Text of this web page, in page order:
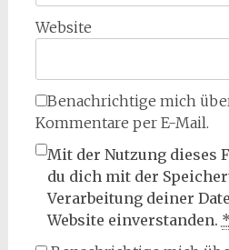
Website
Benachrichtige mich
Kommentare per E-Mail.
Mit der Nutzung dieses
du dich mit der
Verarbeitung deiner
Website einverstanden. *